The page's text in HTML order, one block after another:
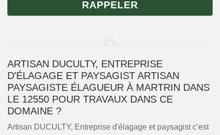
ARTISAN DUCULTY, ENTREPRISE
D'ÉLAGAGE ET PAYSAGIST ARTISAN
PAYSAGISTE ÉLAGUEUR À MARTRIN DANS
LE 12550 POUR TRAVAUX DANS CE
DOMAINE ?
Artisan DUCULTY, Entreprise d'élagage et paysagist c’est